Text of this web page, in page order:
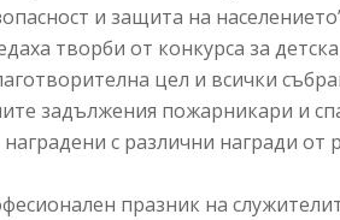
и защита на
творби от конкурса за
цел и всички
задължения пожарникари и
наградени с различни награди
празник на